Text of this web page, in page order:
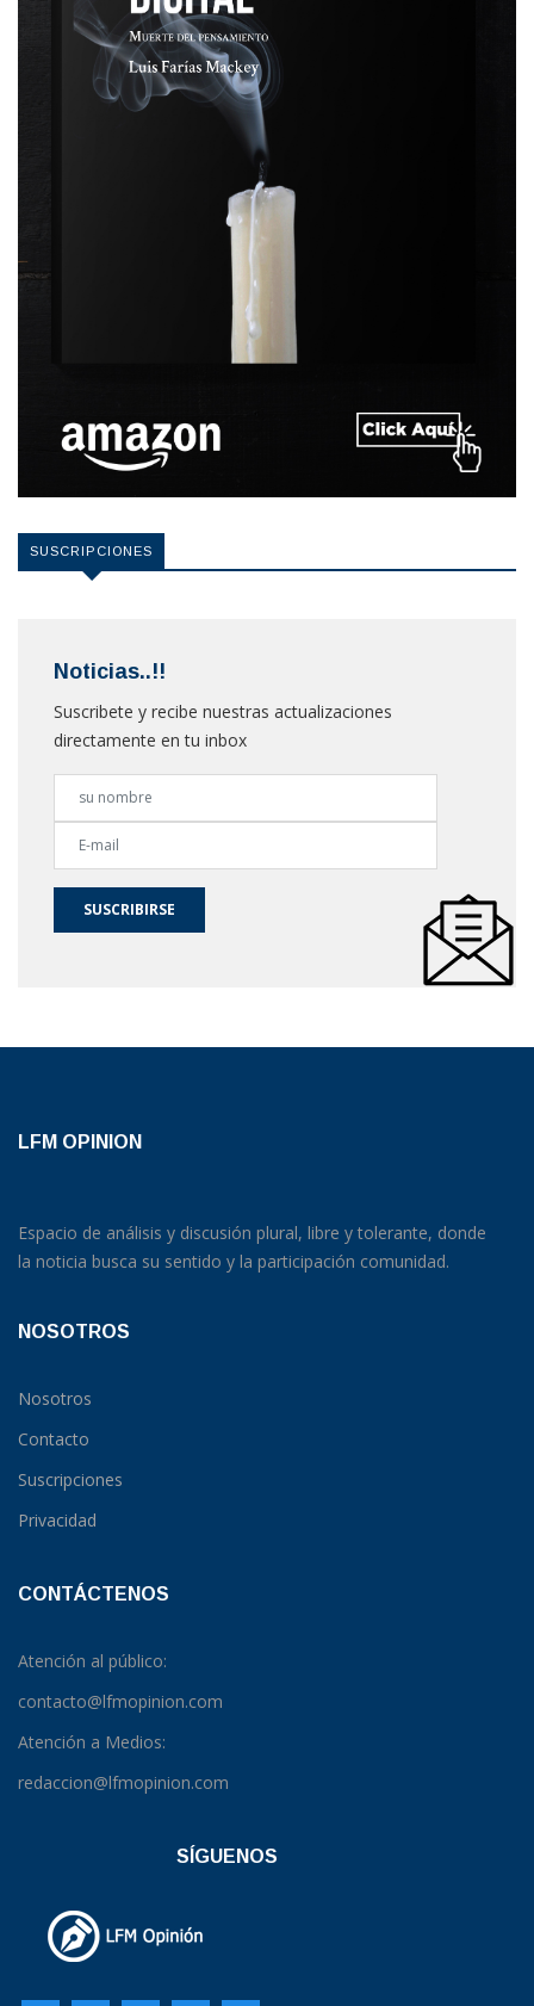
SUSCRIPCIONES
Noticias..!!
Suscribete y recibe nuestras actualizaciones
directamente en tu inbox
SUSCRIBIRSE
LFM OPINION
Espacio de análisis y discusión plural, libre y tolerante, donde
la noticia busca su sentido y la participación comunidad.
NOSOTROS
Nosotros
Contacto
Suscripciones
Privacidad
CONTÁCTENOS
Atención al público:
contacto@lfmopinion.com
Atención a Medios:
redaccion@lfmopinion.com
SÍGUENOS